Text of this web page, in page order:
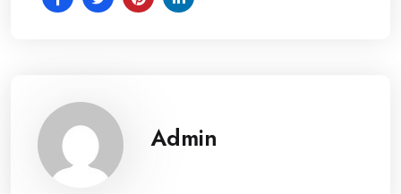
Admin